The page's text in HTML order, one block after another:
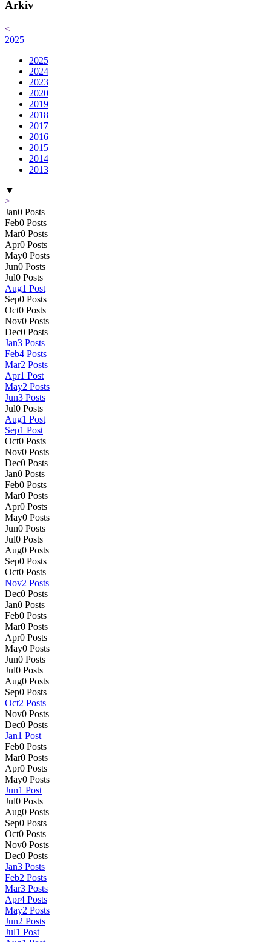
Arkiv
<
2025
2025
2024
2023
2020
2019
2018
2017
2016
2015
2014
2013
▼
>
Jan0 Posts
Feb0 Posts
Mar0 Posts
Apr0 Posts
May0 Posts
Jun0 Posts
Jul0 Posts
Aug1 Post
Sep0 Posts
Oct0 Posts
Nov0 Posts
Dec0 Posts
Jan3 Posts
Feb4 Posts
Mar2 Posts
Apr1 Post
May2 Posts
Jun3 Posts
Jul0 Posts
Aug1 Post
Sep1 Post
Oct0 Posts
Nov0 Posts
Dec0 Posts
Jan0 Posts
Feb0 Posts
Mar0 Posts
Apr0 Posts
May0 Posts
Jun0 Posts
Jul0 Posts
Aug0 Posts
Sep0 Posts
Oct0 Posts
Nov2 Posts
Dec0 Posts
Jan0 Posts
Feb0 Posts
Mar0 Posts
Apr0 Posts
May0 Posts
Jun0 Posts
Jul0 Posts
Aug0 Posts
Sep0 Posts
Oct2 Posts
Nov0 Posts
Dec0 Posts
Jan1 Post
Feb0 Posts
Mar0 Posts
Apr0 Posts
May0 Posts
Jun1 Post
Jul0 Posts
Aug0 Posts
Sep0 Posts
Oct0 Posts
Nov0 Posts
Dec0 Posts
Jan3 Posts
Feb2 Posts
Mar3 Posts
Apr4 Posts
May2 Posts
Jun2 Posts
Jul1 Post